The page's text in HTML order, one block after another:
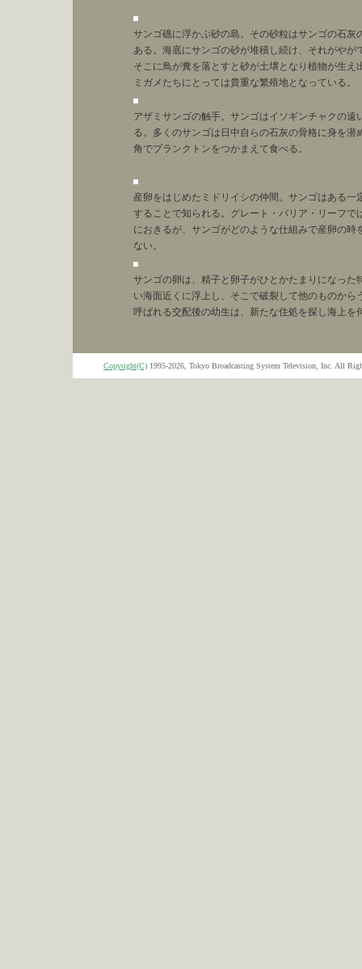
サンゴ礁に浮かぶ砂の島。その砂粒はサンゴの石灰
ある。海底にサンゴの砂が堆積し続け、それがやが
そこに鳥が糞を落とすと砂が土壌となり植物が生
ミガメたちにとっては貴重な繁殖地となっている。
アザミサンゴの触手。サンゴはイソギンチャクの
る。多くのサンゴは日中自らの石灰の骨格に身を
角でプランクトンをつかまえて食べる。
産卵をはじめたミドリイシの仲間。サンゴはある
することで知られる。グレート・バリア・リーフで
におきるが、サンゴがどのような仕組みで産卵の
ない。
サンゴの卵は、精子と卵子がひとかたまりになった
い海面近くに浮上し、そこで破裂して他のものか
呼ばれる交配後の幼生は、新たな住処を探し海上を
Copyright(C) 1995-2026, Tokyo Broadcasting System Television, Inc. All